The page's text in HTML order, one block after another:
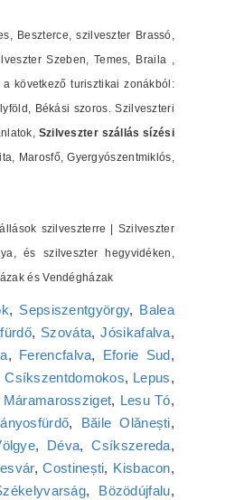
Beszterce, szilveszter Brassó,
Szeben, Temes, Braila ,
következő turisztikai zonákból:
Békási szoros. Szilveszteri
Szilveszter szállás sízési
Marosfő, Gyergyószentmiklós,
szilveszterre | Szilveszter
és szilveszter hegyvidéken,
és Vendégházak
, Sepsiszentgyörgy, Balea
, Szováta,Jósikafalva,
, Ferencfalva, Eforie Sud,
Csíkszentdomokos, Lepus,
Máramarossziget, Lesu Tó,
, Băile Olănești,
, Déva,Csíkszereda,
,Costinești, Kisbacon,
, Bözödújfalu,